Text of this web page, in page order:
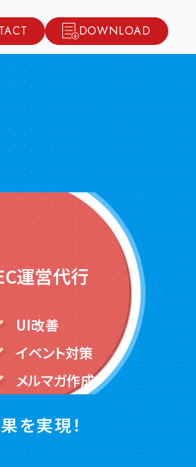
DOWNLOAD
運営代行
UI改善
イベント対策
メルマガ作成
を実現！